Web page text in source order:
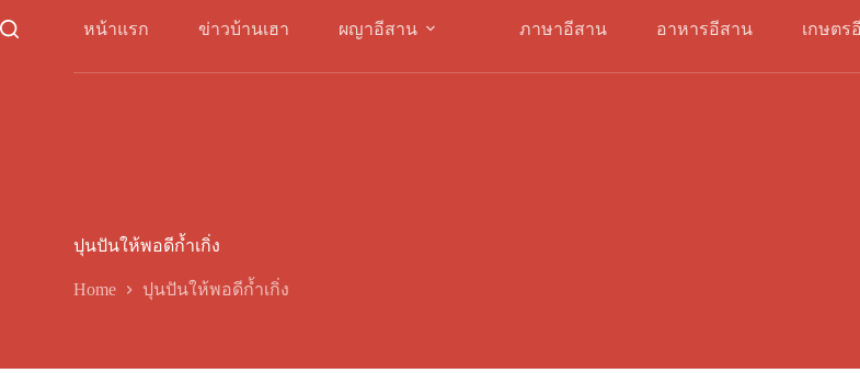
หน้าแรก ข่าวบ้านเฮา ผญาอีสาน ภาษาอีสาน อาหารอีสาน เกษตร
ปุนปันให้พอดีก้ำเกิ่ง
Home ปุนปันให้พอดีก้ำเกิ่ง